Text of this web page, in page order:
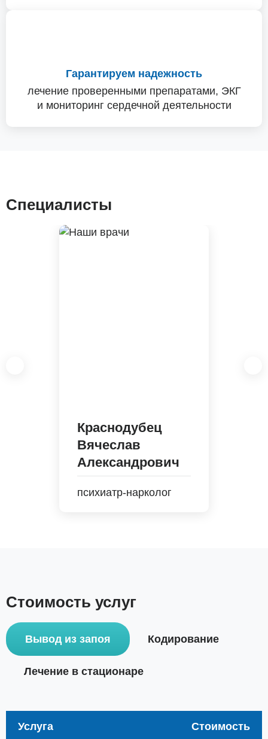
Гарантируем надежность
лечение проверенными препаратами, ЭКГ
и мониторинг сердечной деятельности
Специалисты
Краснодубец
Вячеслав
Александрович
психиатр-нарколог
Стоимость услуг
Вывод из запоя Кодирование
Лечение в стационаре
Услуга Стоимость